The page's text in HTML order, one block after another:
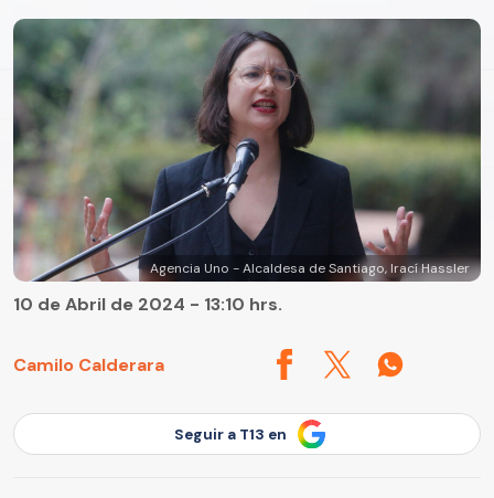
Agencia Uno - Alcaldesa de Santiago, Irací Hassler
Camilo Calderara
10 de Abril de 2024 - 13:10 hrs.
Seguir a T13 en